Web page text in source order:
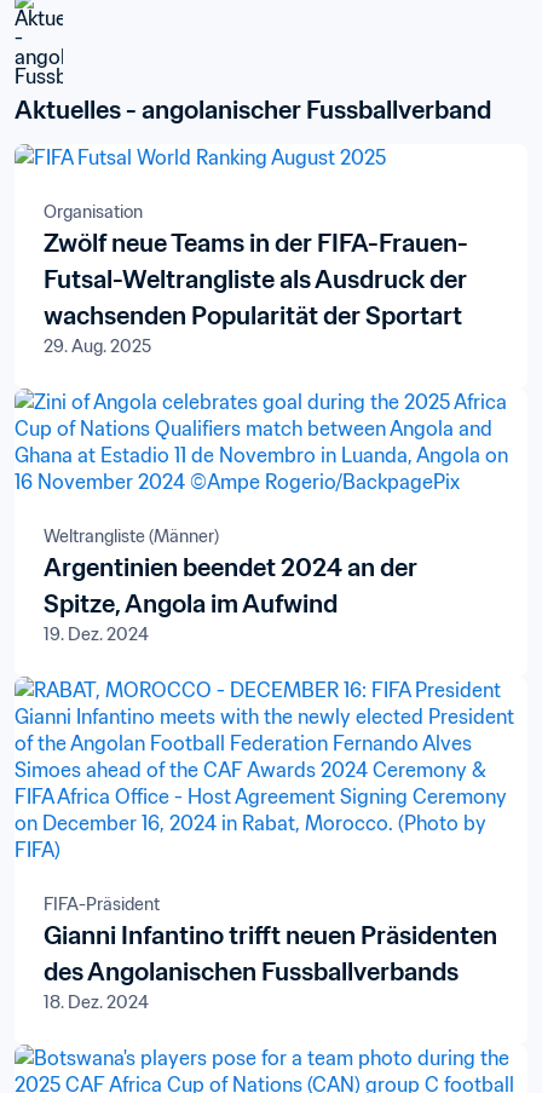
Aktuelles - angolanischer Fussballverband
Organisation
Zwölf neue Teams in der FIFA-Frauen-
Futsal-Weltrangliste als Ausdruck der
wachsenden Popularität der Sportart
29. Aug. 2025
Weltrangliste (Männer)
Argentinien beendet 2024 an der
Spitze, Angola im Aufwind
19. Dez. 2024
FIFA-Präsident
Gianni Infantino trifft neuen Präsidenten
des Angolanischen Fussballverbands
18. Dez. 2024